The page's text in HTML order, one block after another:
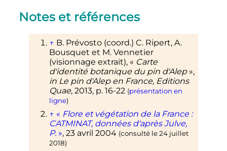
Notes et références
↑ B. Prévosto (coord.) C. Ripert, A.
Bousquet et M. Vennetier
(visionnage extrait), « Carte
d'identité botanique du pin d'Alep »,
in Le pin d'Alep en France, Editions
Quae, 2013, p. 16-22 (présentation en
ligne)
↑ « Flore et végétation de la France :
CATMINAT, données d'après Julve,
P. », 23 avril 2004 (consulté le24 juillet
2018)